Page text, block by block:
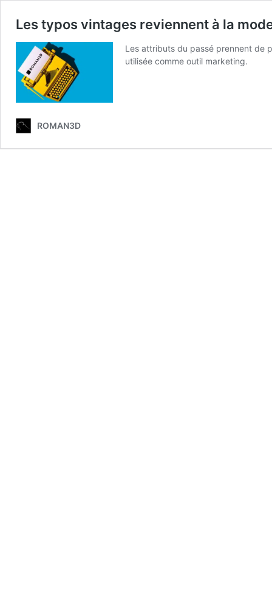
Les typos vintages reviennent à la
Les attributs du passé prennent de
utilisée comme outil marketing.
ROMAN3D